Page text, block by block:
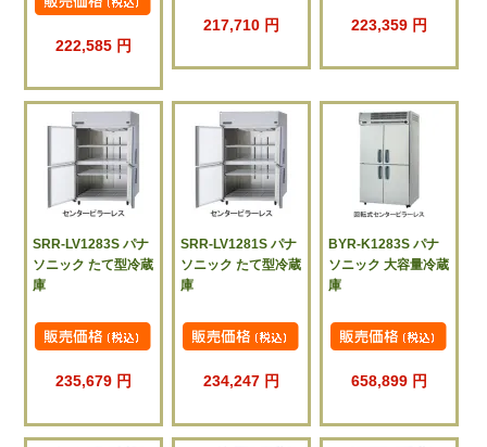
222,585 円
217,710 円 223,359 円
SRR-LV1283S パナ
ソニック たて型冷蔵
庫
235,679 円
SRR-LV1281S パナ
ソニック たて型冷蔵
庫
234,247 円
BYR-K1283S パナ
ソニック 大容量冷蔵
庫
658,899 円